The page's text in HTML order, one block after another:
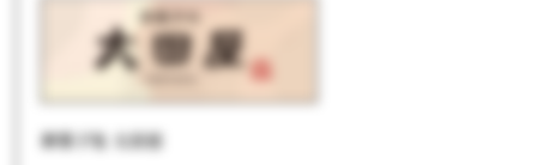
御菓子処 太田屋